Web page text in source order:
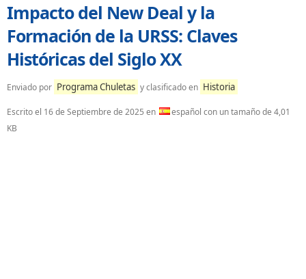
Impacto del New Deal y la
Formación de la URSS: Claves
Históricas del Siglo XX
Enviado por Programa Chuletas y clasificado en Historia
Escrito el 16 de Septiembre de 2025 en
español con un tamaño de 4,01
KB